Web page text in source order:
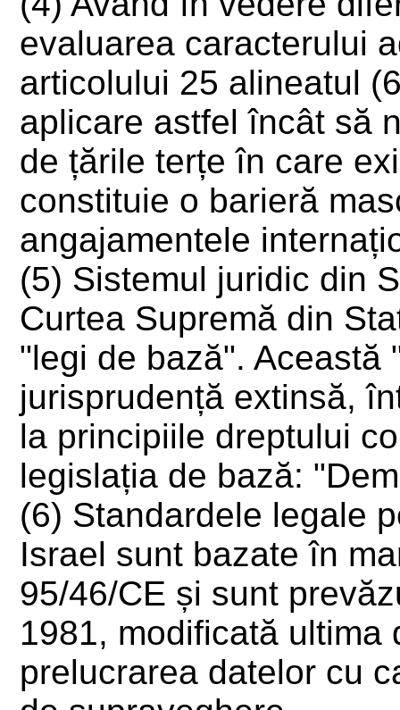
evaluarea caracterului
articolului 25 alineatul
aplicare astfel încât să
de țările terțe în care
constituie o barieră
angajamentele
(5) Sistemul juridic din
Curtea Supremă din
"legi de bază". Această
jurisprudență extinsă,
la principiile dreptului
legislația de bază:
(6) Standardele legale
Israel sunt bazate în
95/46/CE și sunt
1981, modificată
prelucrarea datelor cu